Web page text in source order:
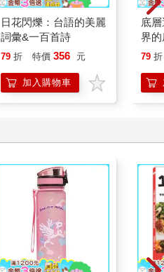
日花閃爍：台語的美麗
詞彙&一百首詩
79 折 特價 356 元
加入購物車
底
界
79 折